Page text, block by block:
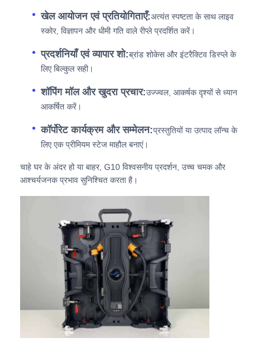
खेल आयोजन एवं प्रतियोगिताएँ:अत्यंत स्पष्टता के साथ लाइव
स्कोर, विज्ञापन और धीमी गति वाले रीप्ले प्रदर्शित करें।
प्रदर्शनियाँ एवं व्यापार शो:ब्रांड शोकेस और इंटरैक्टिव डिस्प्ले के
लिए बिल्कुल सही।
शॉपिंग मॉल और खुदरा प्रचार:उज्ज्वल, आकर्षक दृश्यों से ध्यान
आकर्षित करें।
कॉर्पोरेट कार्यक्रम और सम्मेलन:प्रस्तुतियों या उत्पाद लॉन्च के
लिए एक प्रीमियम स्टेज माहौल बनाएं।
चाहे घर के अंदर हो या बाहर, G10 विश्वसनीय प्रदर्शन, उच्च चमक और
आश्चर्यजनक प्रभाव सुनिश्चित करता है।